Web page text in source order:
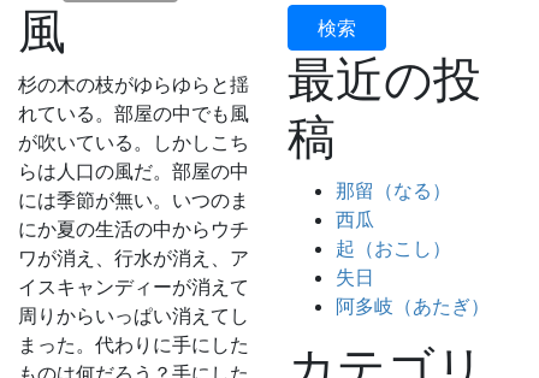
風
杉の木の枝がゆらゆらと揺
れている。部屋の中でも風
が吹いている。しかしこち
らは人口の風だ。部屋の中
には季節が無い。いつのま
にか夏の生活の中からウチ
ワが消え、行水が消え、ア
イスキャンディーが消えて
周りからいっぱい消えてし
まった。代わりに手にした
ものは何だろう？手にした
最近の投
稿
那留（なる）
西瓜
起（おこし）
失日
阿多岐（あたぎ）